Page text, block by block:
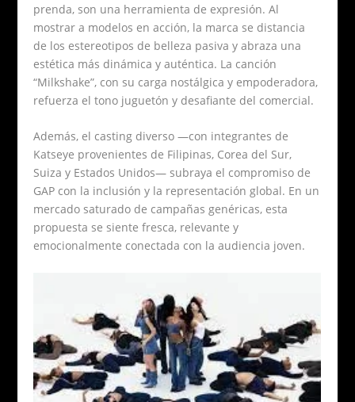
prenda, son una herramienta de expresión. Al
mostrar a modelos en acción, la marca se distancia
de los estereotipos de belleza pasiva y abraza una
estética más dinámica y auténtica. La canción
“Milkshake”, con su carga nostálgica y empoderadora,
refuerza el tono juguetón y desafiante del comercial.
Además, el casting diverso —con integrantes de
Katseye provenientes de Filipinas, Corea del Sur,
Suiza y Estados Unidos— subraya el compromiso de
GAP con la inclusión y la representación global. En un
mercado saturado de campañas genéricas, esta
propuesta se siente fresca, relevante y
emocionalmente conectada con la audiencia joven.